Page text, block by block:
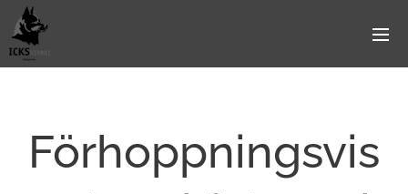
Förhoppningsvis